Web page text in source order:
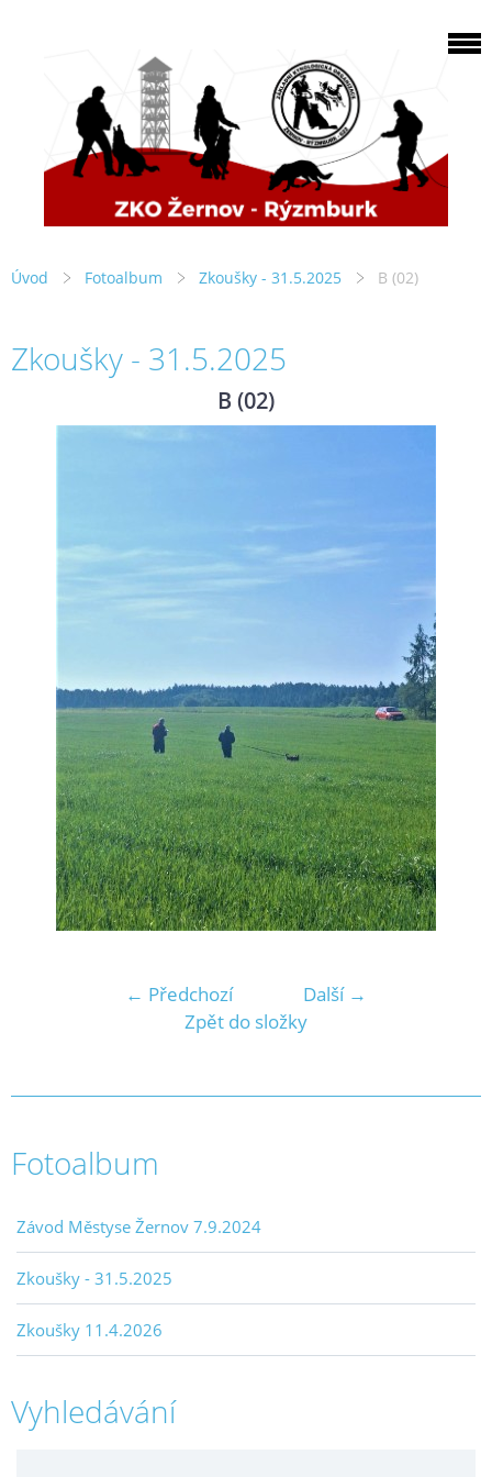
Úvod Fotoalbum Zkoušky - 31.5.2025 B (02)
Zkoušky - 31.5.2025
B (02)
← Předchozí
Další →
Zpět do složky
Fotoalbum
Závod Městyse Žernov 7.9.2024
Zkoušky - 31.5.2025
Zkoušky 11.4.2026
Vyhledávání